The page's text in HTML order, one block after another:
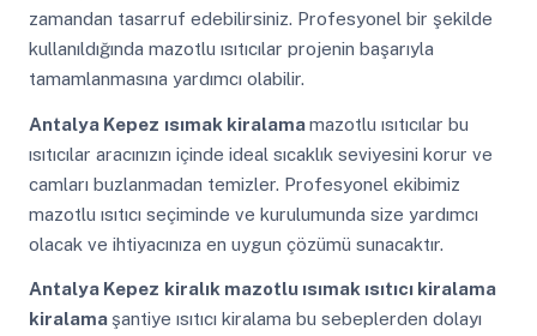
zamandan tasarruf edebilirsiniz. Profesyonel bir şekilde
kullanıldığında mazotlu ısıtıcılar projenin başarıyla
tamamlanmasına yardımcı olabilir.
Antalya Kepez ısımak kiralamamazotlu ısıtıcılar bu
ısıtıcılar aracınızın içinde ideal sıcaklık seviyesini korur ve
camları buzlanmadan temizler. Profesyonel ekibimiz
mazotlu ısıtıcı seçiminde ve kurulumunda size yardımcı
olacak ve ihtiyacınıza en uygun çözümü sunacaktır.
Antalya Kepez kiralık mazotlu ısımak ısıtıcı kiralama
kiralama şantiye ısıtıcı kiralama bu sebeplerden dolayı